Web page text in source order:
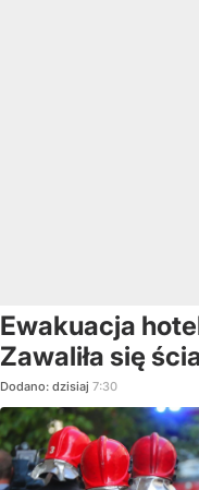
Ewakuacja
Zawaliła się
Dodano: dzisiaj 7:30